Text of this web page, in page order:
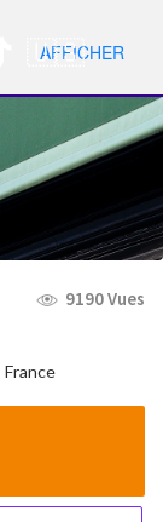
🇺🇸 Nav
9190 Vues
France
AFFICHER